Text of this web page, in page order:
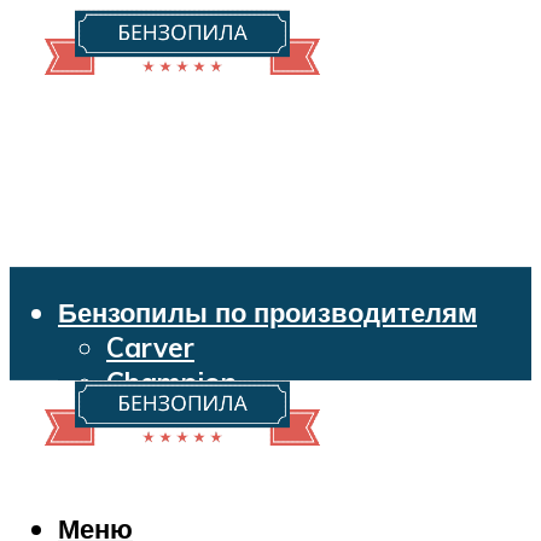
Бензопилы по производителям
Carver
Champion
Echo
Husqvarna
Makita
Меню